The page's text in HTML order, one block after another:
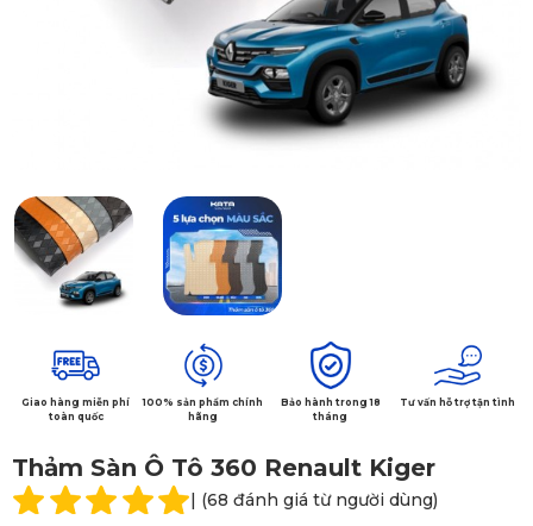
Giao hàng miễn phí
toàn quốc
100% sản phẩm chính
hãng
Bảo hành trong 18
tháng
Tư vấn hỗ trợ tận tình
Thảm Sàn Ô Tô 360 Renault Kiger
| (68 đánh giá từ người dùng)